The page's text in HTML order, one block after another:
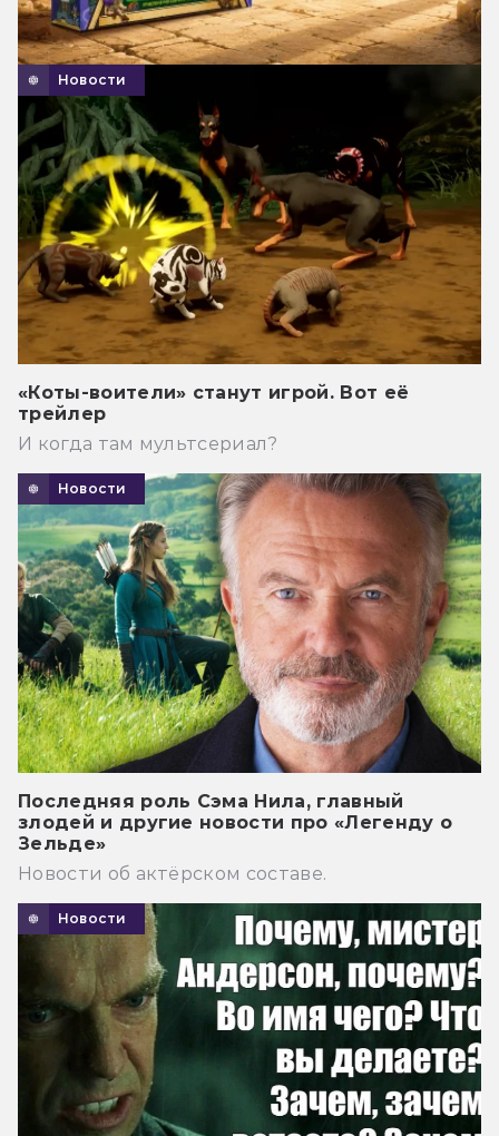
Новости
«Коты-воители» станут игрой. Вот её
трейлер
И когда там мультсериал?
Новости
Последняя роль Сэма Нила, главный
злодей и другие новости про «Легенду о
Зельде»
Новости об актёрском составе.
Новости